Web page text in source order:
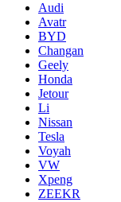
Audi
Avatr
BYD
Changan
Geely
Honda
Jetour
Li
Nissan
Tesla
Voyah
VW
Xpeng
ZEEKR